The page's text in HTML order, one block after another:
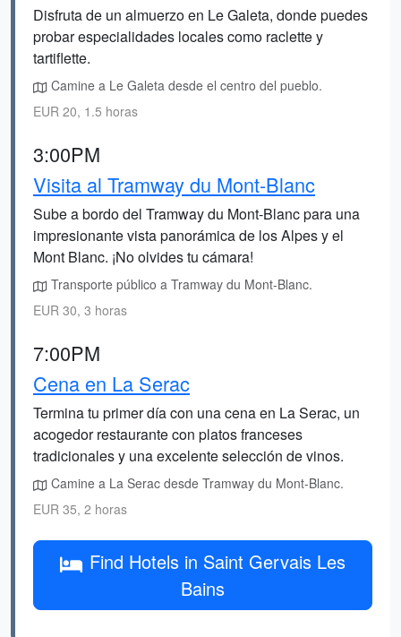
Disfruta de un almuerzo en Le Galeta, donde puedes
probar especialidades locales como raclette y
tartiflette.
Camine a Le Galeta desde el centro del pueblo.
EUR 20, 1.5 horas
3:00PM
Visita al Tramway du Mont-Blanc
Sube a bordo del Tramway du Mont-Blanc para una
impresionante vista panorámica de los Alpes y el
Mont Blanc. ¡No olvides tu cámara!
Transporte público a Tramway du Mont-Blanc.
EUR 30, 3 horas
7:00PM
Cena en La Serac
Termina tu primer día con una cena en La Serac, un
acogedor restaurante con platos franceses
tradicionales y una excelente selección de vinos.
Camine a La Serac desde Tramway du Mont-Blanc.
EUR 35, 2 horas
Find Hotels in Saint Gervais Les
Bains